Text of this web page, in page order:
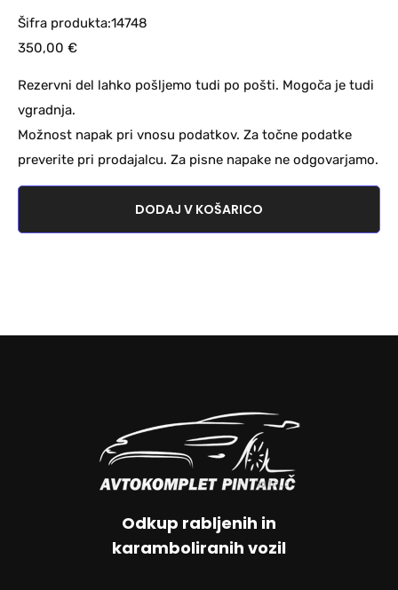
Šifra produkta:14748
350,00 €
Rezervni del lahko pošljemo tudi po pošti. Mogoča je tudi
vgradnja.
Možnost napak pri vnosu podatkov. Za točne podatke
preverite pri prodajalcu. Za pisne napake ne odgovarjamo.
DODAJ V KOŠARICO
Odkup rabljenih in
karamboliranih vozil